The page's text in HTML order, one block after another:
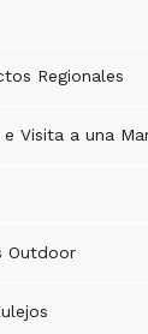
Regionales
Visita a una
Outdoor